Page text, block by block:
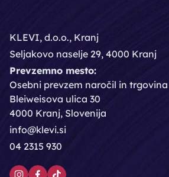
KLEVI, d.o.o., Kranj
Seljakovo naselje 29, 4000 Kranj
Prevzemno mesto:
Osebni prevzem naročil in
Bleiweisova ulica 30
4000 Kranj, Slovenija
info@klevi.si
04 2315 930